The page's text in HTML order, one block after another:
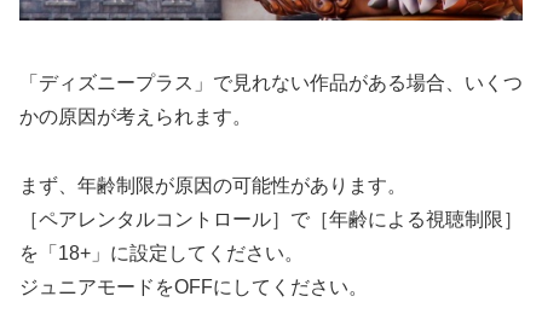
「ディズニープラス」で見れない作品がある場合、いくつ
かの原因が考えられます。
まず、年齢制限が原因の可能性があります。
［ペアレンタルコントロール］で［年齢による視聴制限］
を「18+」に設定してください。
ジュニアモードをOFFにしてください。